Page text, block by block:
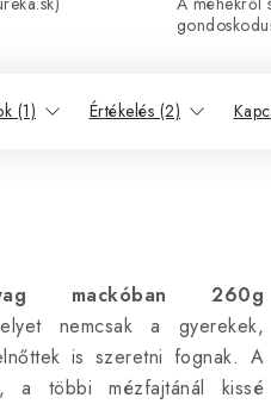
(1) Értékelés (2)
mackóban 260g
nemcsak a gyerekek,
is szeretni fognak. A
a többi mézfajtánál kissé